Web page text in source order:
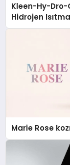
Kleen-Hy-Dro-
Hidrojen
Düzenleyici
Marie Rose